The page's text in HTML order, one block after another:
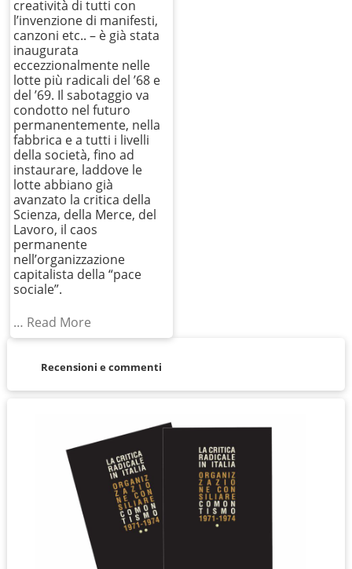
creatività di tutti con
l’invenzione di manifesti,
canzoni etc.. – è già stata
inaugurata
eccezzionalmente nelle
lotte più radicali del ’68 e
del ’69. Il sabotaggio va
condotto nel futuro
permanentemente, nella
fabbrica e a tutti i livelli
della società, fino ad
instaurare, laddove le
lotte abbiano già
avanzato la critica della
Scienza, della Merce, del
Lavoro, il caos
permanente
nell’organizzazione
capitalista della “pace
sociale”.
… Read More
Recensioni e commenti